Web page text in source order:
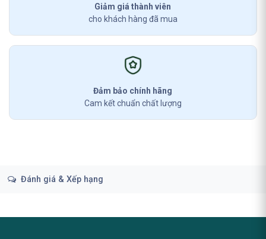
Giảm giá thành viên
cho khách hàng đã mua
Đảm bảo chính hãng
Cam kết chuẩn chất lượng
Đánh giá & Xếp hạng